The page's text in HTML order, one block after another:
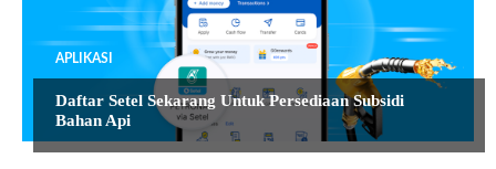
APLIKASI
Daftar Setel Sekarang Untuk Persediaan Subsidi
Bahan Api